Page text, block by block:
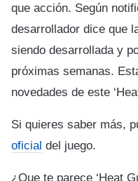
que acción. Según
desarrollador dice que
siendo desarrollada y
próximas semanas.
novedades de este
Si quieres saber más,
oficial del juego.
¿Que te parece ‘Heat